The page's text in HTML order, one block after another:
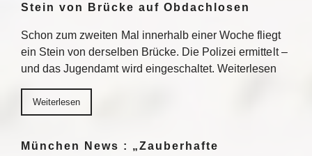
Stein von Brücke auf Obdachlosen
Schon zum zweiten Mal innerhalb einer Woche fliegt
ein Stein von derselben Brücke. Die Polizei ermittelt –
und das Jugendamt wird eingeschaltet. Weiterlesen
Weiterlesen
München News : „Zauberhafte